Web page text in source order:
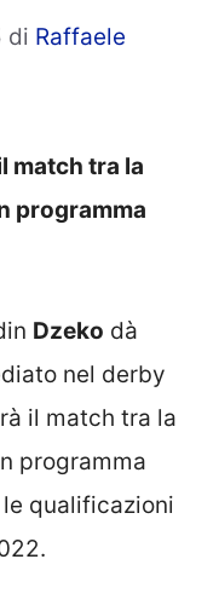
di Raffaele
match tra la
programma
Dzeko dà
nel derby
il match tra la
programma
qualificazioni